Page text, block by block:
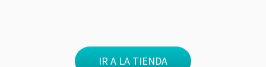
IR A LA TIENDA